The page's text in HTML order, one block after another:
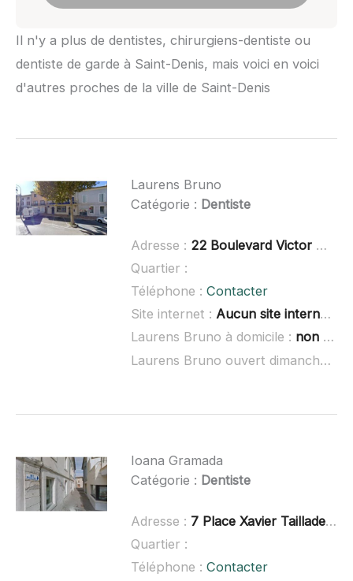
Il n'y a plus de dentistes, chirurgiens-dentiste ou
dentiste de garde à Saint-Denis, mais voici en voici
d'autres proches de la ville de Saint-Denis
Laurens Bruno
Catégorie : Dentiste
Adresse : 22 Boulevard Victor Hugo, 84500 Bollène
Quartier :
Téléphone : Contacter
Site internet : Aucun site internet connu
Laurens Bruno à domicile : non renseigné
Laurens Bruno ouvert dimanche :
Ioana Gramada
Catégorie : Dentiste
Adresse : 7 Place Xavier Taillade, 26700 Pierrelatte
Quartier :
Téléphone : Contacter